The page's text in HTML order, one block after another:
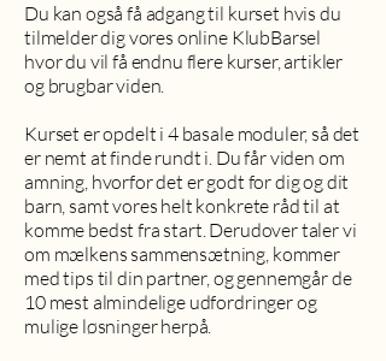
Du kan også få adgang til kurset hvis du
tilmelder dig vores online KlubBarsel
hvor du vil få endnu flere kurser, artikler
og brugbar viden.
Kurset er opdelt i 4 basale moduler, så det
er nemt at finde rundt i. Du får viden om
amning, hvorfor det er godt for dig og dit
barn, samt vores helt konkrete råd til at
komme bedst fra start. Derudover taler vi
om mælkens sammensætning, kommer
med tips til din partner, og gennemgår de
10 mest almindelige udfordringer og
mulige løsninger herpå.